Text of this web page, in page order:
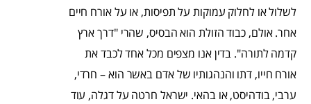
לשלול או לחלוק עמוקות על תפיסות, או על אורח חיים
אחר. אולם, כבוד הזולת הוא הבסיס, שהרי "דרך ארץ
קדמה לתורה". בדין אנו מצפים מכל אחד לכבד את
אורח חייו, דתו והנהגותיו של אדם באשר הוא – חרדי,
ערבי, בודהיסט, או בהאי. ישראל חרטה על דגלה, עוד